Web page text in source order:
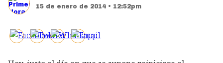
15 de enero de 2014 • 12:52pm